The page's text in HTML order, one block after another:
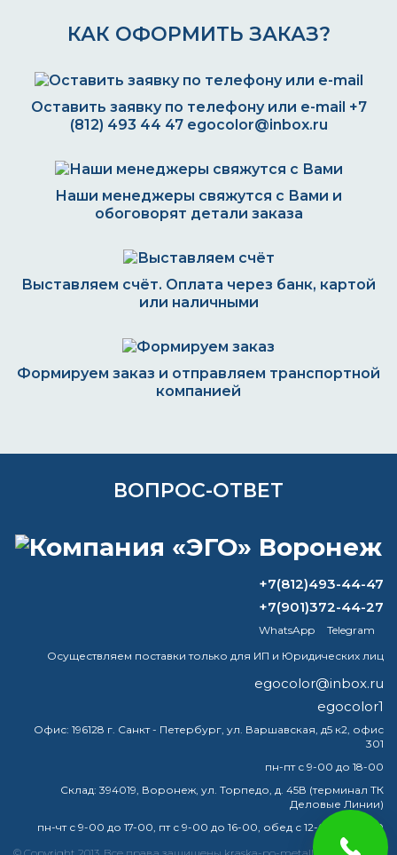
КАК ОФОРМИТЬ ЗАКАЗ?
Оставить заявку по телефону или e-mail +7
(812) 493 44 47 egocolor@inbox.ru
Наши менеджеры свяжутся с Вами и
обоговорят детали заказа
Выставляем счёт. Оплата через банк, картой
или наличными
Формируем заказ и отправляем транспортной
компанией
ВОПРОС-ОТВЕТ
Добрый день! Ищу краску по бетону
быстросохнущую для маркировки жб
изделий . Краска должна быта
водостойкой. Можете что нибудь
Чем смывается водоэмульсионка?
Чем разбавить кремнийорганический
краска эмаль купить грунт металла
+7(812)493-44-47
+7(901)372-44-27
WhatsApp
Telegram
Осуществляем поставки только для ИП и Юридических лиц
egocolor@inbox.ru
egocolor1
Офис: 196128 г. Санкт - Петербург, ул. Варшавская, д5 к2, офис
301
пн-пт с 9-00 до 18-00
Склад: 394019, Воронеж, ул. Торпедо, д. 45В (терминал ТК
Деловые Линии)
пн-чт с 9-00 до 17-00, пт с 9-00 до 16-00, обед с 12-00 до 13-00